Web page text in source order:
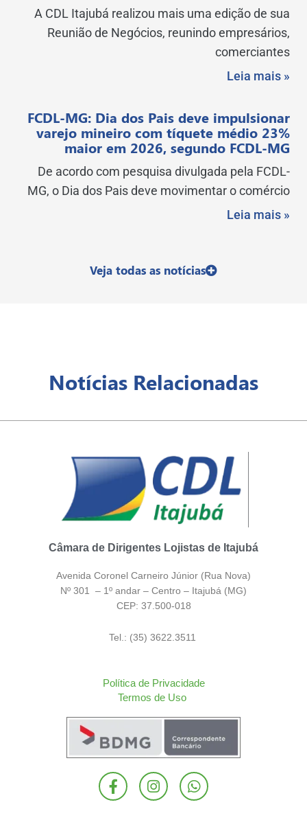
A CDL Itajubá realizou mais uma edição de sua
Reunião de Negócios, reunindo empresários,
comerciantes
Leia mais »
FCDL-MG: Dia dos Pais deve impulsionar
varejo mineiro com tíquete médio 23%
maior em 2026, segundo FCDL-MG
De acordo com pesquisa divulgada pela FCDL-
MG, o Dia dos Pais deve movimentar o comércio
Leia mais »
Veja todas as notícias
Notícias Relacionadas
Câmara de Dirigentes Lojistas de Itajubá
Avenida Coronel Carneiro Júnior (Rua Nova)
Nº 301 – 1º andar – Centro – Itajubá (MG)
CEP: 37.500-018
Tel.: (35) 3622.3511
Política de Privacidade
Termos de Uso
F
a
I
n
W
h